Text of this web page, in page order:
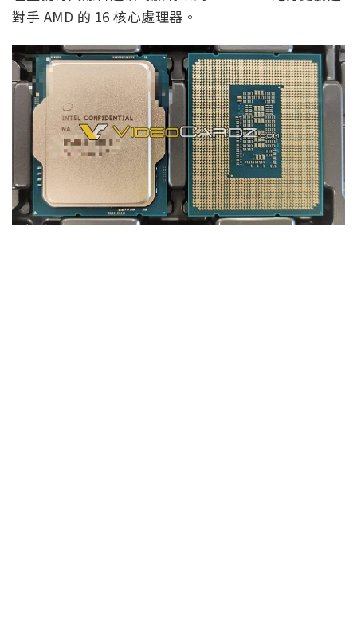
對手 AMD 的 16 核心處理器。